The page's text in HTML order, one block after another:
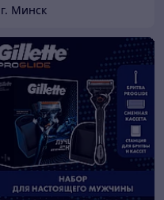
г. Минск